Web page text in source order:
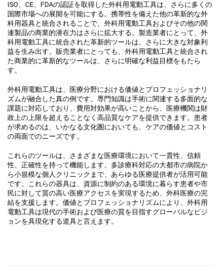
ISO、CE、FDAの認証を取得した外科用電動工具は、さらに多くの
国際市場への展開を可能にする。携帯性を備えた他の革新的な外
科用器具と統合されることで、外科用電動工具およびその他の関
連製品の商業的潜在力はさらに拡大する。製造業者にとって、外
科用電動工具に統合された革新的ツールは、さらに大きな対象利
益を生み出す。販売業者にとっても、外科用電動工具と統合され
た商業的に革新的なツールは、さらに明確な利益目標をもたら
す。
外科用電動工具は、医療分野における価値とプロフェッショナリ
ズムが融合した真の例です。専門知識は手術に関連する多面的な
課題に対応しており、費用対効果が高いことから、医療機関は財
政上の上限を超えることなく高品質なケアを提供できます。患者
が求めるのは、いかなる文化圏においても、ケアの価値とコスト
の両面でのニーズです。
これらのツールは、さまざまな医療環境において一貫性、信頼
性、正確性を持って機能します。多診療科対応の大都市の病院か
ら小規模な個人クリニックまで、あらゆる医療提供者が活用可能
です。これらの器具は、資源に制約のある環境に暮らす患者や市
民に対して質の高い医療アクセスを実現するため、外科医療の完
結を支援します。価値とプロフェッショナリズムにより、外科用
電動工具は現代の手術および医療の質を目指すグローバルなビジ
ョンを具現化する道具と言えます。